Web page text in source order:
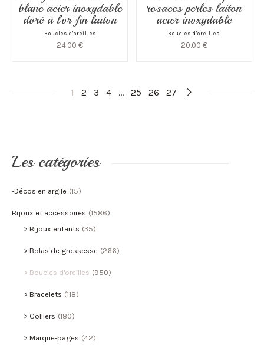
blanc acier inoxydable
doré à l’or fin laiton
Boucles d'oreilles
24.00 €
rosaces perles laiton
acier inoxydable
Boucles d'oreilles
20.00 €
1 2 3 4 … 25 26 27
Les catégories
-Décos en argile (15)
Bijoux et accessoires (1586)
Bijoux enfants (35)
Bolas de grossesse (266)
Boucles d'oreilles (950)
Bracelets (118)
Colliers (180)
Marque-pages (42)